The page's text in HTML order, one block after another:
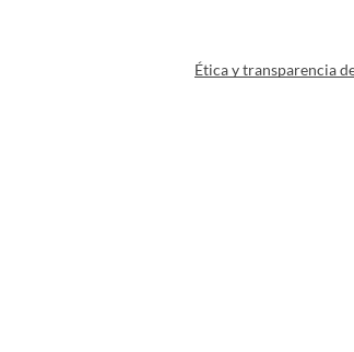
Ética y transparencia